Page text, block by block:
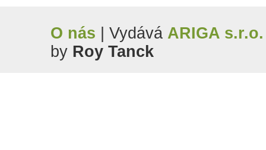
O nás | Vydává ARIGA s.r.o.
by Roy Tanck